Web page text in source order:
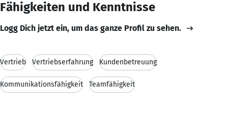
Fähigkeiten und Kenntnisse
Logg Dich jetzt ein, um das ganze Profil zu sehen.
Vertrieb Vertriebserfahrung Kundenbetreuung
Kommunikationsfähigkeit Teamfähigkeit